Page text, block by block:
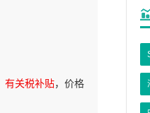
有关税补贴，价格